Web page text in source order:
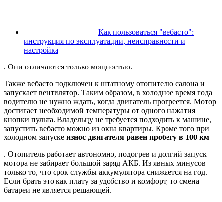
Как пользоваться "вебасто":
инструкция по эксплуатации, неисправности и
настройка
. Они отличаются только мощностью.
Также вебасто подключен к штатному отопителю салона и
запускает вентилятор. Таким образом, в холодное время года
водителю не нужно ждать, когда двигатель прогреется. Мотор
достигает необходимой температуры от одного нажатия
кнопки пульта. Владельцу не требуется подходить к машине,
запустить вебасто можно из окна квартиры. Кроме того при
холодном запуске износ двигателя равен пробегу в 100 км
. Отопитель работает автономно, подогрев и долгий запуск
мотора не забирает большой заряд АКБ. Из явных минусов
только то, что срок службы аккумулятора снижается на год.
Если брать это как плату за удобство и комфорт, то смена
батареи не является решающей.